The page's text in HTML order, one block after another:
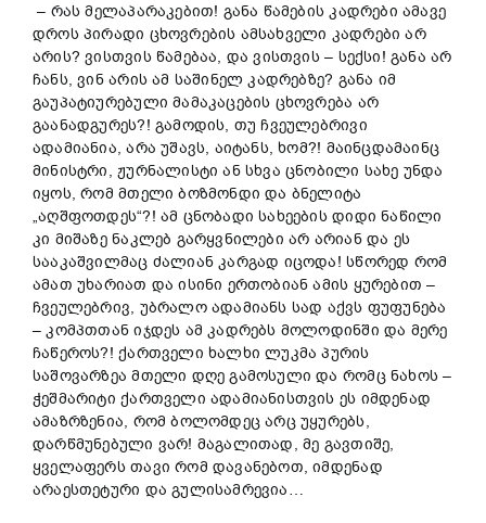
– რას მელაპარაკებით! განა წამების კადრები ამავე
დროს პირადი ცხოვრების ამსახველი კადრები არ
არის? ვისთვის წამებაა, და ვისთვის – სექსი! განა არ
ჩანს, ვინ არის ამ საშინელ კადრებზე? განა იმ
გაუპატიურებული მამაკაცების ცხოვრება არ
გაანადგურეს?! გამოდის, თუ ჩვეულებრივი
ადამიანია, არა უშავს, აიტანს, ხომ?! მაინცდამაინც
მინისტრი, ჟურნალისტი ან სხვა ცნობილი სახე უნდა
იყოს, რომ მთელი ბოზმონდი და ბნელიტა
„აღშფოთდეს“?! ამ ცნობადი სახეების დიდი ნაწილი
კი მიშაზე ნაკლებ გარყვნილები არ არიან და ეს
სააკაშვილმაც ძალიან კარგად იცოდა! სწორედ რომ
ამათ უხარიათ და ისინი ერთობიან ამის ყურებით –
ჩვეულებრივ, უბრალო ადამიანს სად აქვს ფუფუნება
– კომპთთან იჯდეს ამ კადრებს მოლოდინში და მერე
ჩაწეროს?! ქართველი ხალხი ლუკმა პურის
საშოვარზეა მთელი დღე გამოსული და რომც ნახოს –
ჭეშმარიტი ქართველი ადამიანისთვის ეს იმდენად
ამაზრზენია, რომ ბოლომდეც არც უყურებს,
დარწმუნებული ვარ! მაგალითად, მე გავთიშე,
ყველაფერს თავი რომ დავანებოთ, იმდენად
არაესთეტური და გულისამრევია…